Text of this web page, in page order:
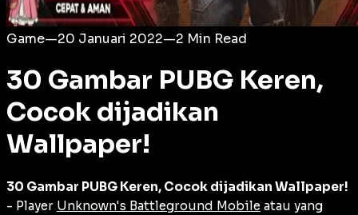
Game—20 Januari 2022—2 Min Read
30 Gambar PUBG Keren,
Cocok dijadikan
Wallpaper!
30 Gambar PUBG Keren, Cocok dijadikan Wallpaper!
- Player Unknown's Battleground Mobile atau yang